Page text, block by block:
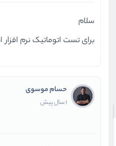
سلام
برای تست اتوماتیک نرم
حسام موسوی
1 سال پیش